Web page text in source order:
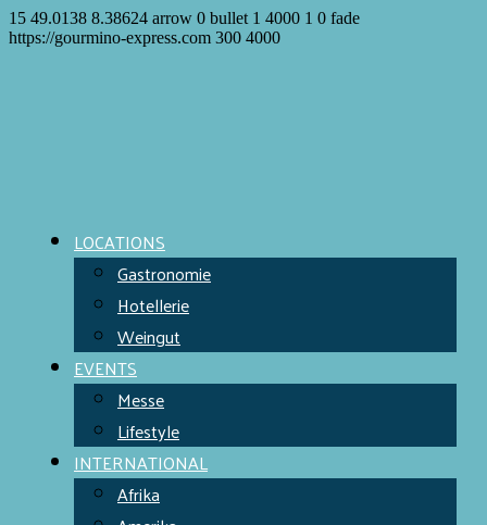
15 49.0138 8.38624 arrow 0 bullet 1 4000 1 0 fade
https://gourmino-express.com 300 4000
LOCATIONS
Gastronomie
Hotellerie
Weingut
EVENTS
Messe
Lifestyle
INTERNATIONAL
Afrika